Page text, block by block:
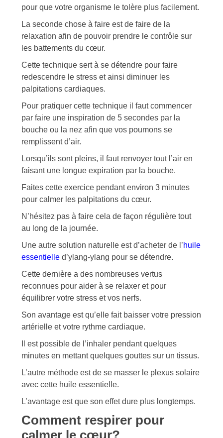
pour que votre organisme le tolère plus facilement.
La seconde chose à faire est de faire de la
relaxation afin de pouvoir prendre le contrôle sur
les battements du cœur.
Cette technique sert à se détendre pour faire
redescendre le stress et ainsi diminuer les
palpitations cardiaques.
Pour pratiquer cette technique il faut commencer
par faire une inspiration de 5 secondes par la
bouche ou la nez afin que vos poumons se
remplissent d’air.
Lorsqu’ils sont pleins, il faut renvoyer tout l’air en
faisant une longue expiration par la bouche.
Faites cette exercice pendant environ 3 minutes
pour calmer les palpitations du cœur.
N’hésitez pas à faire cela de façon régulière tout
au long de la journée.
Une autre solution naturelle est d’acheter de l’huile
essentielle d’ylang-ylang pour se détendre.
Cette dernière a des nombreuses vertus
reconnues pour aider à se relaxer et pour
équilibrer votre stress et vos nerfs.
Son avantage est qu’elle fait baisser votre pression
artérielle et votre rythme cardiaque.
Il est possible de l’inhaler pendant quelques
minutes en mettant quelques gouttes sur un tissus.
L’autre méthode est de se masser le plexus solaire
avec cette huile essentielle.
L’avantage est que son effet dure plus longtemps.
Comment respirer pour
calmer le cœur?